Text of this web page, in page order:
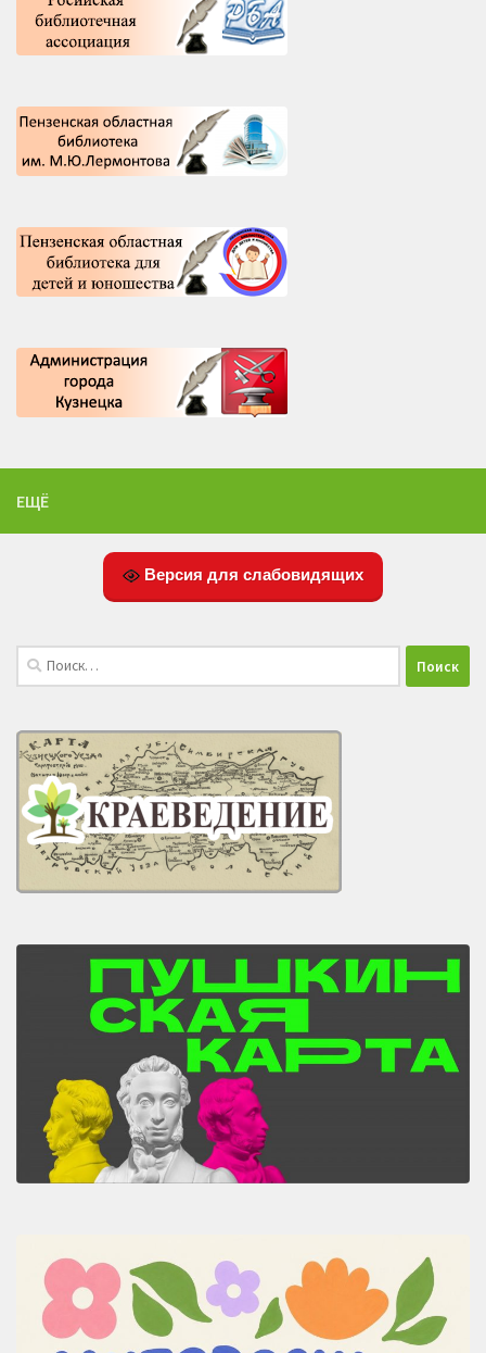
ЕЩЁ
Версия для слабовидящих
Найти: